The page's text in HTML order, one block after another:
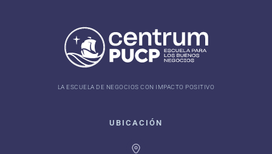
LA ESCUELA DE NEGOCIOS CON IMPACTO POSITIVO
UBICACIÓN